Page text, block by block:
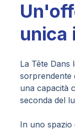
unica
La Tête Dans
sorprendente
una capacità
seconda del
In uno spazio